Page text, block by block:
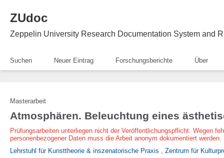
ZUdoc
Zeppelin University Research Documentation System and
Suchen Neuer Eintrag Forschungsberichte Über
Masterarbeit
Atmosphären. Beleuchtung eines
Prüfungsarbeiten unterliegen nicht der Veröffentlichungspflicht. Wegen
personenbezogener Daten muss die Arbeit anonym dokumentiert werden.
Lehrstuhl für Kunsttheorie & inszenatorische Praxis , Zentrum für